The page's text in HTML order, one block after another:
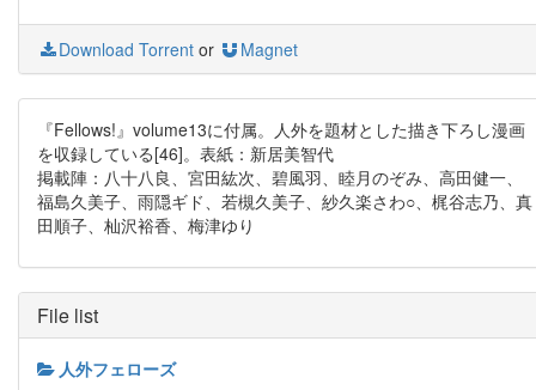
Download Torrent or Magnet
『Fellows!』volume13に付属。人外を題材とした描き下ろし漫画
を収録している[46]。表紙：新居美智代
掲載陣：八十八良、宮田紘次、碧風羽、睦月のぞみ、高田健一、
福島久美子、雨隠ギド、若槻久美子、紗久楽さわ○、梶谷志乃、真
田順子、杣沢裕香、梅津ゆり
File list
人外フェローズ